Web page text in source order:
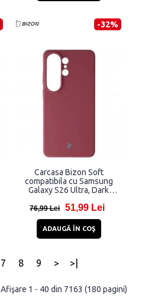
-32%
Carcasa Bizon Soft
compatibila cu Samsung
Galaxy S26 Ultra, Dark
76,99 Lei 51,99 Lei
ADAUGĂ ÎN COŞ
7 8 9 > >|
Afişare 1 - 40 din 7163 (180 pagini)